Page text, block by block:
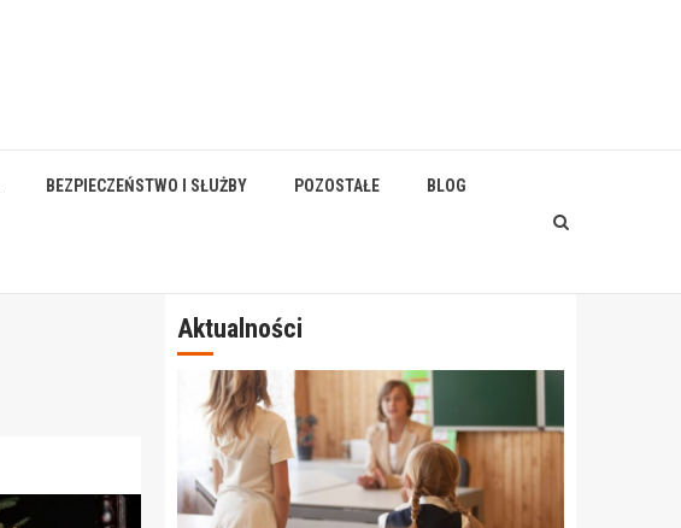
BEZPIECZEŃSTWO I SŁUŻBY POZOSTAŁE BLOG
Aktualności